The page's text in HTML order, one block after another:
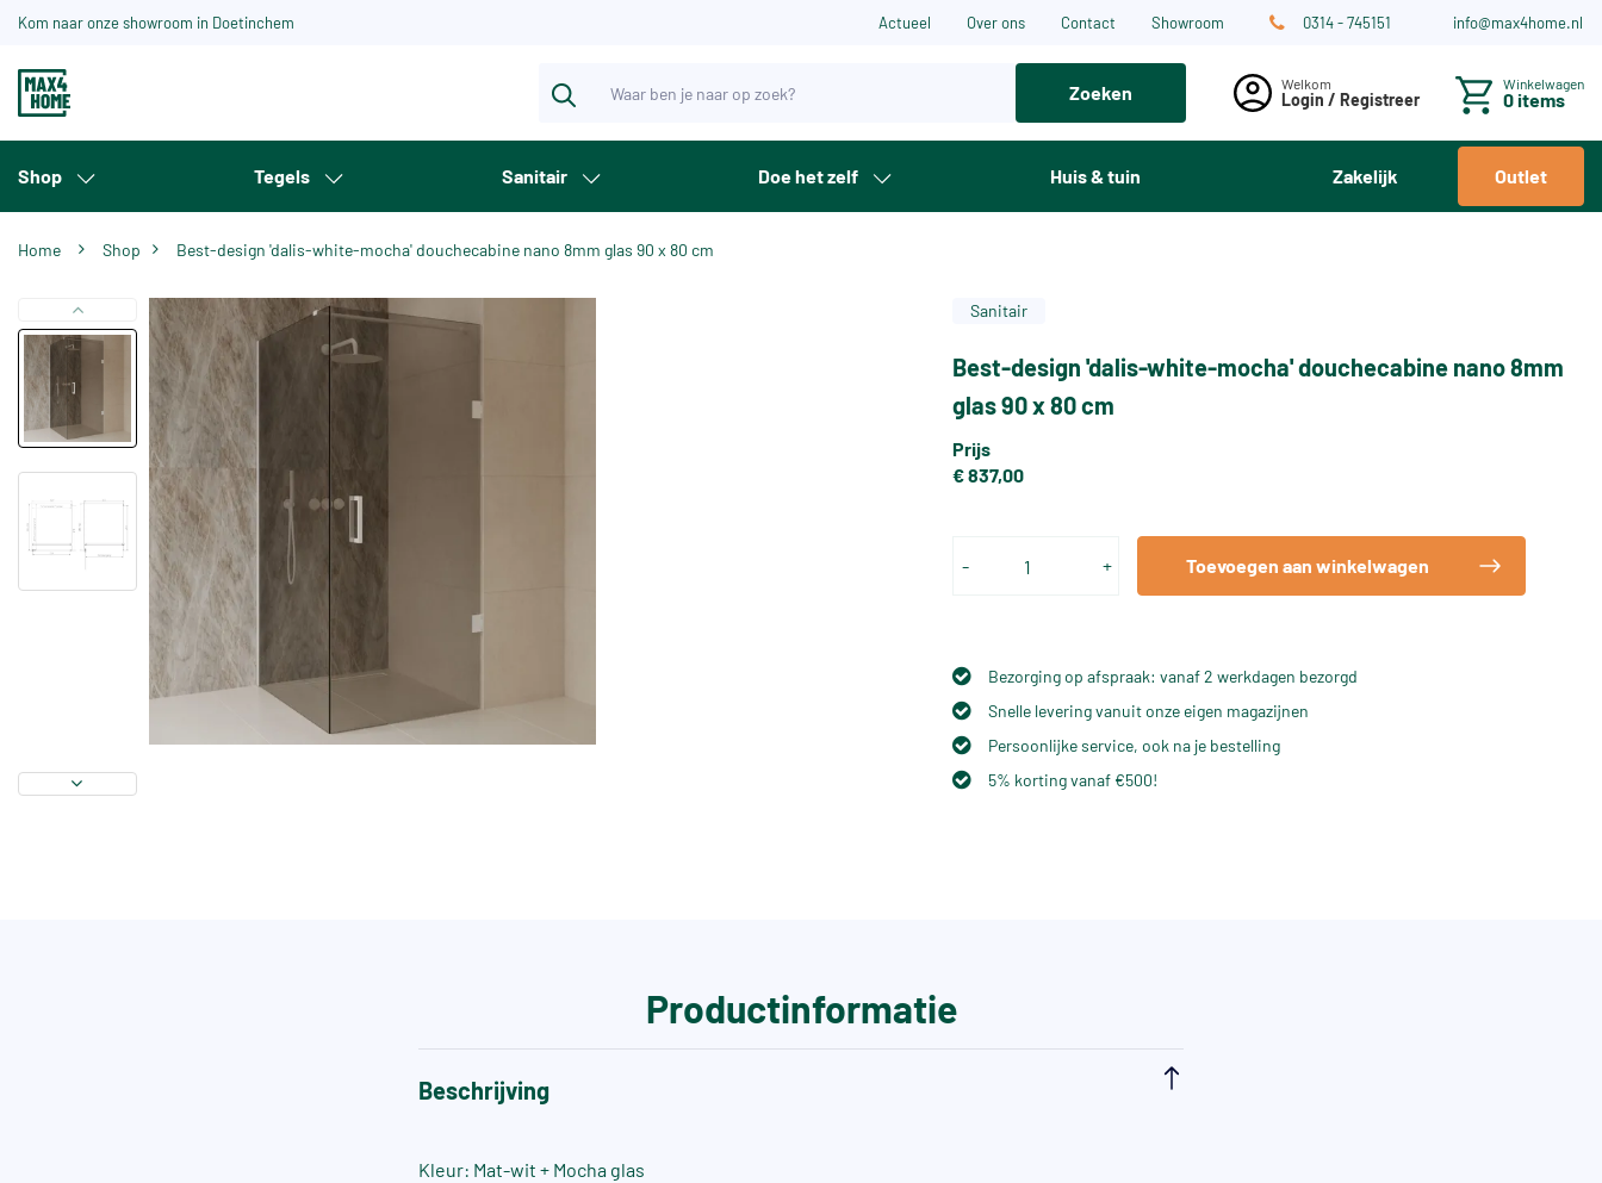
Kom naar onze showroom in Doetinchem Actueel Over ons Contact Showroom 0314 - 745151 info@max4home.nl
Zoeken Login / Registreer
Winkelwagen
0 items
Shop Tegels Sanitair Doe het zelf Huis & tuin Zakelijk Outlet
Home Shop Best-design 'dalis-white-mocha' douchecabine nano 8mm glas 90 x 80 cm
Sanitair
Best-design 'dalis-white-mocha' douchecabine nano 8mm
glas 90 x 80 cm
Prijs
€ 837,00
- + Toevoegen aan winkelwagen
Bezorging op afspraak: vanaf 2 werkdagen bezorgd
Snelle levering vanuit onze eigen magazijnen
Persoonlijke service, ook na je bestelling
5% korting vanaf €500!
Productinformatie
Beschrijving
Kleur: Mat-wit + Mocha glas